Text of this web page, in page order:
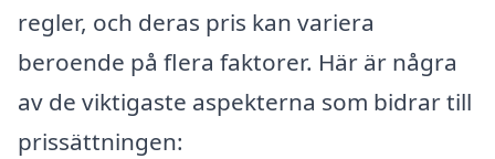
regler, och deras pris kan variera
beroende på flera faktorer. Här är några
av de viktigaste aspekterna som bidrar till
prissättningen: